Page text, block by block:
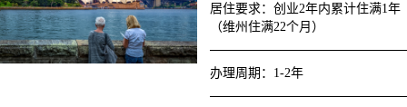
居住要求： 创业2年内累计住满1年
（维州住满22个月）
办理周期 ： 1-2年